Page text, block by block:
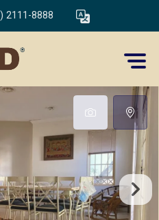
2111-8888